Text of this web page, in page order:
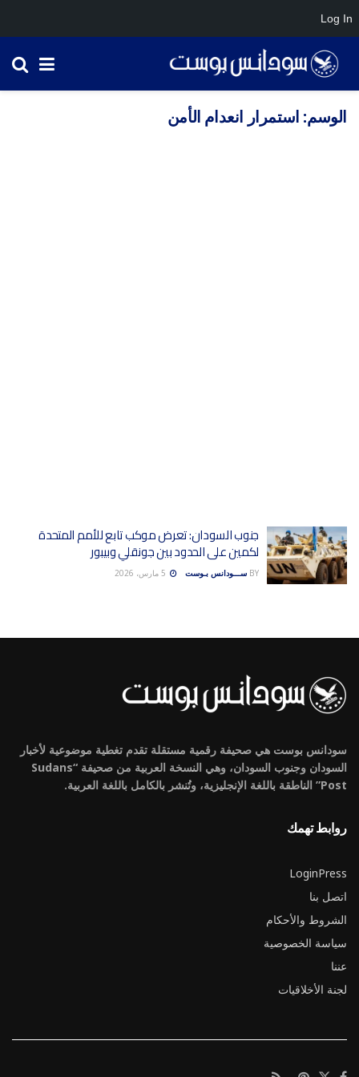
الوسم: استمرار انعدام الأمن
جنوب السودان: تعرض موكب تابع للأمم المتحدة
لكمين على الحدود بين جونقلي وبيبور
BY ســـودانس بـوست
سودانس بوست هي صحيفة رقمية مستقلة تقدم تغطية موضوعية لأخبار
السودان وجنوب السودان، وهي النسخة العربية من صحيفة “Sudans
Post” الناطقة باللغة الإنجليزية، وتُنشر بالكامل باللغة العربية.
روابط تهمك
LoginPress
اتصل بنا
الشروط والأحكام
سياسة الخصوصية
عننا
لجنة الأخلاقيات
Log In